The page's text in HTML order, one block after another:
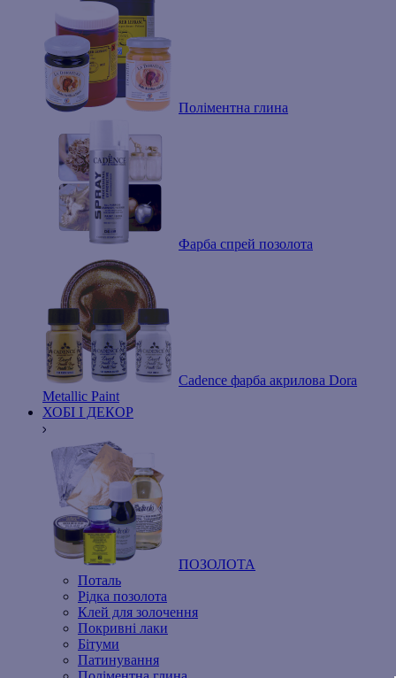
Поліментна глина
Фарба спрей позолота
Cadence фарба акрилова Dora
Metallic Paint
ХОБІ І ДЕКОР
ПОЗОЛОТА
Поталь
Рідка позолота
Клей для золочення
Покривні лаки
Бітуми
Патинування